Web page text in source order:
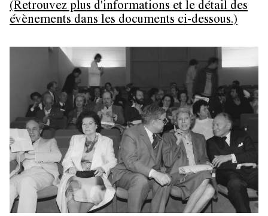
(Retrouvez plus d'informations et le détail des
évènements dans les documents ci-dessous.)